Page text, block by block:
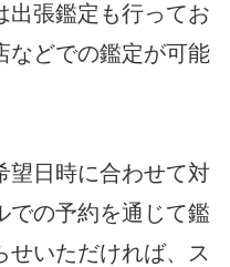
出張鑑定も行ってお
などでの鑑定が可能
望日時に合わせて対
での予約を通じて鑑
せいただければ、ス